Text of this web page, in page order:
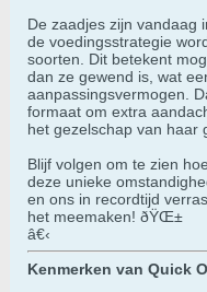
De zaadjes zijn vandaag
de voedingsstrategie
soorten. Dit betekent
dan ze gewend is, wat
aanpassingsvermogen.
formaat om extra
het gezelschap van haar
Blijf volgen om te zien
deze unieke
en ons in recordtijd
het meemaken! ðŸŒ±
â€‹
Kenmerken van Quick